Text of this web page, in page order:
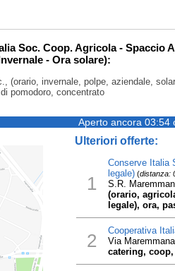
Soc. Coop. Agricola - Spaccio
- Ora solare):
(orario, invernale, polpe, aziendale,
pomodoro, concentrato
Aperto ancora 03:54
Ulteriori offerte:
1
Conserve Italia
legale)(distanza:
S.R.
(orario,
legale), ora,
2 Cooperativa
Via
catering,